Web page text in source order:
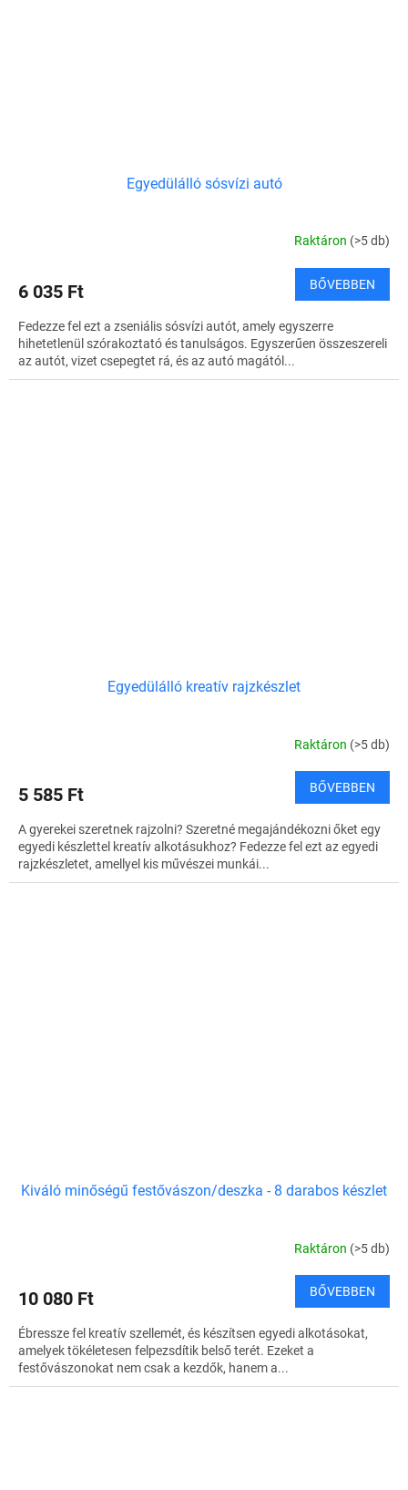
Egyedülálló sósvízi autó
Raktáron (>5 db)
6 035 Ft BŐVEBBEN
Fedezze fel ezt a zseniális sósvízi autót, amely egyszerre
hihetetlenül szórakoztató és tanulságos. Egyszerűen összeszereli
az autót, vizet csepegtet rá, és az autó magától...
Egyedülálló kreatív rajzkészlet
Raktáron (>5 db)
5 585 Ft BŐVEBBEN
A gyerekei szeretnek rajzolni? Szeretné megajándékozni őket egy
egyedi készlettel kreatív alkotásukhoz? Fedezze fel ezt az egyedi
rajzkészletet, amellyel kis művészei munkái...
Kiváló minőségű festővászon/deszka - 8 darabos készlet
Raktáron (>5 db)
10 080 Ft BŐVEBBEN
Ébressze fel kreatív szellemét, és készítsen egyedi alkotásokat,
amelyek tökéletesen felpezsdítik belső terét. Ezeket a
festővászonokat nem csak a kezdők, hanem a...